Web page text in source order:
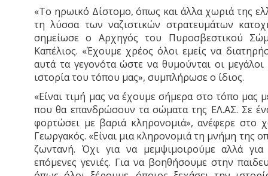
«Το ηρωικό Δίστομο, όπως και άλλα χωριά της
τη λύσσα των ναζιστικών στρατευμάτων
σημείωσε ο Αρχηγός του Πυροσβεστικού
Καπέλιος. «Έχουμε χρέος όλοι εμείς να
αυτά τα γεγονότα ώστε να θυμούνται οι
ιστορία του τόπου μας», συμπλήρωσε ο ίδιος.
«Είναι τιμή μας να έχουμε σήμερα στο τόπο μας
που θα επανδρώσουν τα σώματα της ΕΛ.ΑΣ. Σε
φορτώσει με βαριά κληρονομιά», ανέφερε στο
Γεωργακός. «Είναι μια κληρονομιά τη μνήμη της
ζωντανή. Όχι για να μεμψιμοιρούμε αλλά
επόμενες γενιές. Για να βοηθήσουμε στην